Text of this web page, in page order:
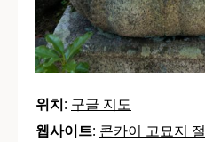
위치: 구글 지도
웹사이트: 콘카이 고묘지 절